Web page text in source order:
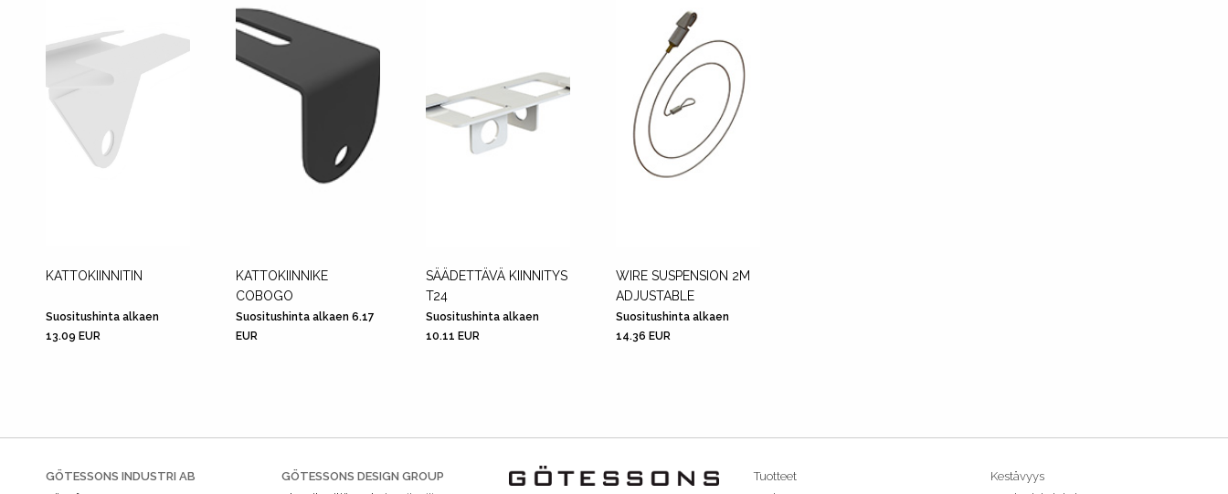
KATTOKIINNITIN
Suositushinta alkaen
13.09 EUR
KATTOKIINNIKE
COBOGO
Suositushinta alkaen 6.17
EUR
SÄÄDETTÄVÄ KIINNITYS
T24
Suositushinta alkaen
10.11 EUR
WIRE SUSPENSION 2M
ADJUSTABLE
Suositushinta alkaen
14.36 EUR
GÖTESSONS INDUSTRI AB
GÖTESSONS DESIGN GROUP
Tuotteet
Kestävyys